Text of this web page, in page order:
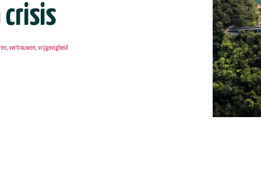
, vertrouwen, vrijgevigheid